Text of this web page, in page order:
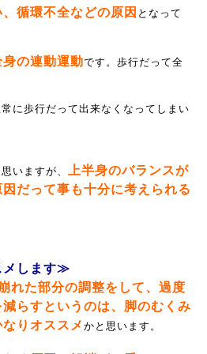
循環不全などの原因 となって
の連動運動です。歩行だって全
に歩行だって出来なくなってしまい
いますが、
上半身のバランスが
だって事も十分に考えられる
メします≫
れた部分の調整をして、過度
らすというのは、脚のむくみ
りオススメ かと思います。